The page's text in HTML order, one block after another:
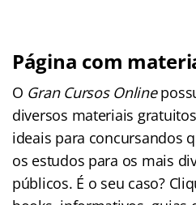
Página com
O Gran Cursos Online
diversos materiais
ideais para concursandos
os estudos para os mais
públicos. É o seu caso?